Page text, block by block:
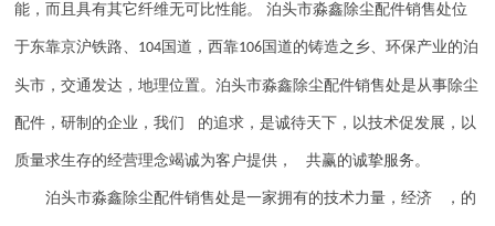
能，而且具有其它纤维无可比性能。 泊头市淼鑫除尘配件销售处位
于东靠京沪铁路、 104 国道，西靠106 国道的铸造之乡、环保产业的泊
头市，交通发达，地理位置。泊头市淼鑫除尘配件销售处是从事除尘
配件，研制的企业，我们 的追求，是诚待天下，以技术促发展，以
质量求生存的经营理念竭诚为客户提供， 共赢的诚挚服务。
泊头市淼鑫除尘配件销售处是一家拥有的技术力量，经济 ，的